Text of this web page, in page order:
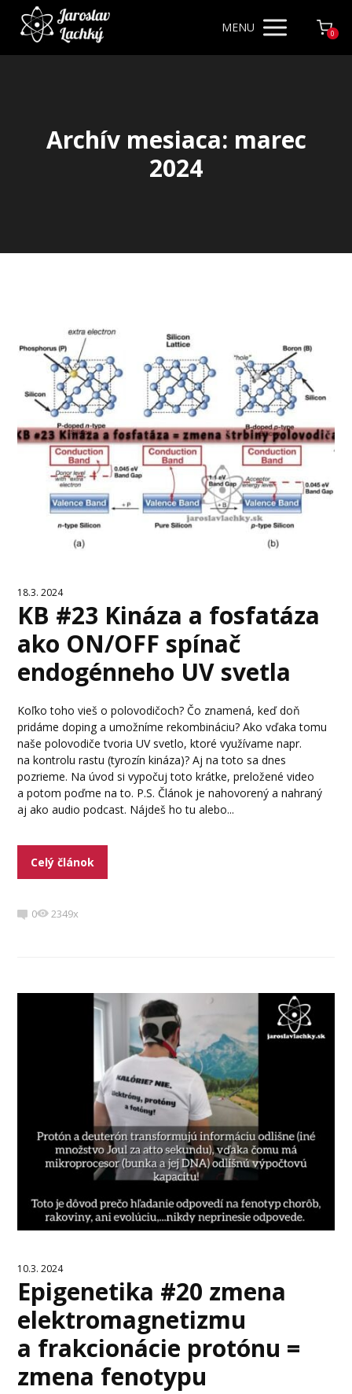
MENU 0
Archív mesiaca: marec
2024
18.3. 2024
KB #23 Kináza a fosfatáza
ako ON/OFF spínač
endogénneho UV svetla
Koľko toho vieš o polovodičoch? Čo znamená, keď doň
pridáme doping a umožníme rekombináciu? Ako vďaka tomu
naše polovodiče tvoria UV svetlo, ktoré využívame napr.
na kontrolu rastu (tyrozín kináza)? Aj na toto sa dnes
pozrieme. Na úvod si vypočuj toto krátke, preložené video
a potom poďme na to. P.S. Článok je nahovorený a nahraný
aj ako audio podcast. Nájdeš ho tu alebo...
Celý článok
0 2349x
10.3. 2024
Epigenetika #20 zmena
elektromagnetizmu
a frakcionácie protónu =
zmena fenotypu